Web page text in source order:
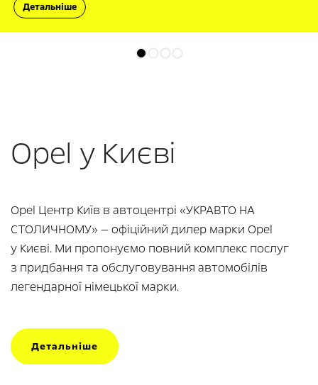
на кожному маршруті
Детальніше
Opel у Києві
Opel Центр Київ в автоцентрі «УКРАВТО НА
СТОЛИЧНОМУ» — офіційний дилер марки Opel
у Києві. Ми пропонуємо повний комплекс послуг
з придбання та обслуговування автомобілів
легендарної німецької марки.
Детальніше